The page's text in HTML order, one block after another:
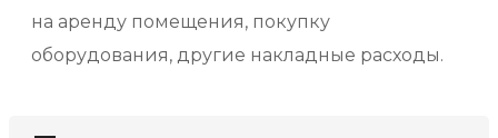
на аренду помещения, покупку
оборудования, другие накладные расходы.